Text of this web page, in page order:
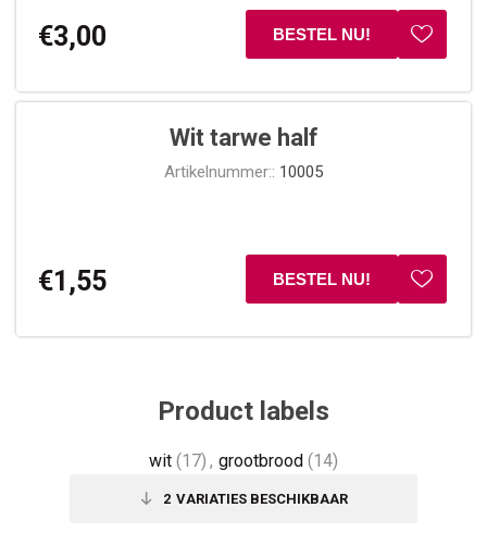
€3,00
Wit tarwe half
Artikelnummer:: 10005
€1,55
Product labels
wit (17) , grootbrood (14)
2 VARIATIES BESCHIKBAAR